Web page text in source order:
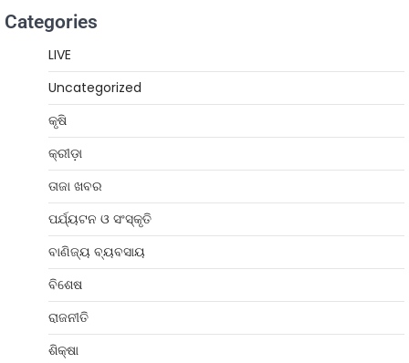
Categories
LIVE
Uncategorized
କୃଷି
କ୍ରୀଡ଼ା
ତାଜା ଖବର
ପର୍ଯ୍ୟଟନ ଓ ସଂସ୍କୃତି
ବାଣିଜ୍ୟ ବ୍ୟବସାୟ
ବିଶେଷ
ରାଜନୀତି
ଶିକ୍ଷା